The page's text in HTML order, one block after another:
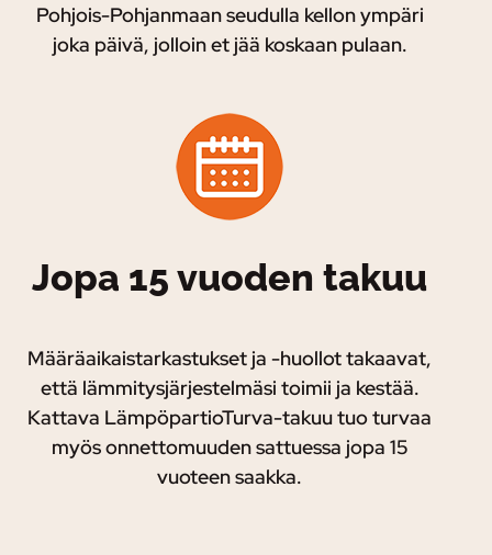
Pohjois-Pohjanmaan seudulla kellon ympäri
joka päivä, jolloin et jää koskaan pulaan.
Jopa 15 vuoden takuu
Määräaikaistarkastukset ja -huollot takaavat,
että lämmitysjärjestelmäsi toimii ja kestää.
Kattava LämpöpartioTurva-takuu tuo turvaa
myös onnettomuuden sattuessa jopa 15
vuoteen saakka.